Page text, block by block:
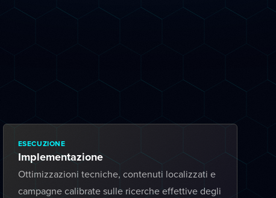
ESECUZIONE
Implementazione
Ottimizzazioni tecniche, contenuti localizzati e
campagne calibrate sulle ricerche effettive degli